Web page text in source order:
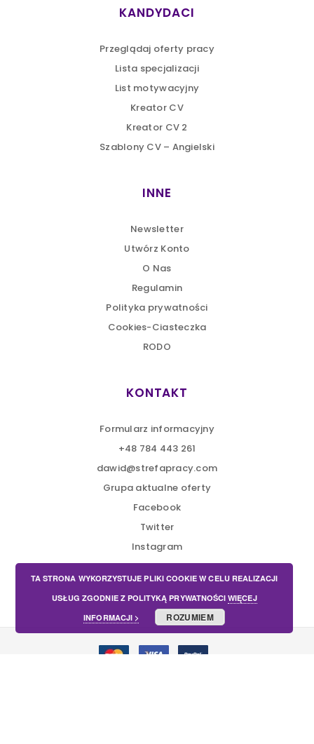
sposobu pracy. Pełnym wyzwań będą
5 years ago
Pracodawcy branży produkcyjnej planują
podwyżki o 7,5-9,5% w I kwartale 2022 r -
komentuje Roman Zabłocki💡➡️Zaprasz…
https://t.co/d78A5yU5Sp
KANDYDACI
Przeglądaj oferty pracy
Lista specjalizacji
List motywacyjny
Kreator CV
Kreator CV 2
Szablony CV – Angielski
INNE
Newsletter
Utwórz Konto
O Nas
Regulamin
Polityka prywatności
Cookies-Ciasteczka
RODO
KONTAKT
Formularz informacyjny
+48 784 443 261
dawid@strefapracy.com
Grupa aktualne oferty
Facebook
Twitter
Instagram
TA STRONA WYKORZYSTUJE PLIKI COOKIE W CELU REALIZACJI
USŁUG ZGODNIE Z POLITYKĄ PRYWATNOŚCIWIĘCEJ
INFORMACJI >
ROZUMIEM